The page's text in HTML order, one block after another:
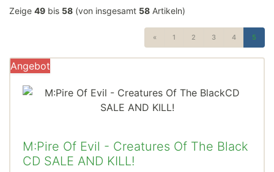
Zeige 49 bis 58 (von insgesamt 58 Artikeln)
« 1 2 3 4 5
Angebot
M:Pire Of Evil - Creatures Of The Black
CD SALE AND KILL!